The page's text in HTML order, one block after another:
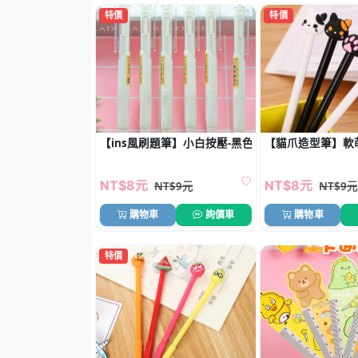
特價
【ins風刷題筆】小白按壓-黑色中性原子筆
NT$8元 NT$9元
購物車 詢價車
特價
【貓爪造型筆】
NT$8元 NT$9元
購物車
特價